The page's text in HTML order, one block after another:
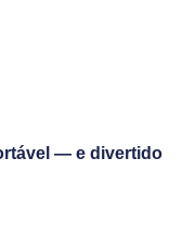
— e divertido